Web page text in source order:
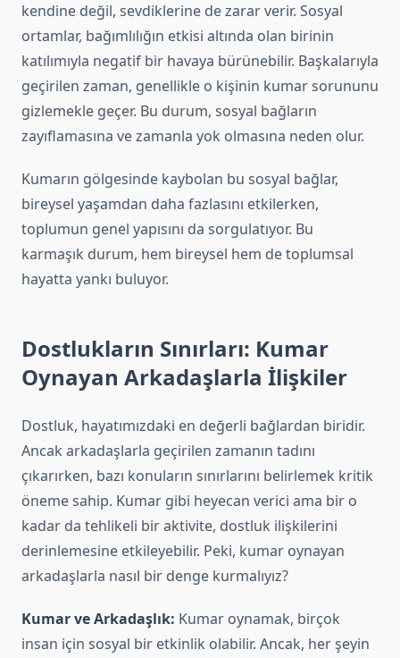
kendine değil, sevdiklerine de zarar verir. Sosyal
ortamlar, bağımlılığın etkisi altında olan birinin
katılımıyla negatif bir havaya bürünebilir. Başkalarıyla
geçirilen zaman, genellikle o kişinin kumar sorununu
gizlemekle geçer. Bu durum, sosyal bağların
zayıflamasına ve zamanla yok olmasına neden olur.
Kumarın gölgesinde kaybolan bu sosyal bağlar,
bireysel yaşamdan daha fazlasını etkilerken,
toplumun genel yapısını da sorgulatıyor. Bu
karmaşık durum, hem bireysel hem de toplumsal
hayatta yankı buluyor.
Dostlukların Sınırları: Kumar
Oynayan Arkadaşlarla İlişkiler
Dostluk, hayatımızdaki en değerli bağlardan biridir.
Ancak arkadaşlarla geçirilen zamanın tadını
çıkarırken, bazı konuların sınırlarını belirlemek kritik
öneme sahip. Kumar gibi heyecan verici ama bir o
kadar da tehlikeli bir aktivite, dostluk ilişkilerini
derinlemesine etkileyebilir. Peki, kumar oynayan
arkadaşlarla nasıl bir denge kurmalıyız?
Kumar ve Arkadaşlık: Kumar oynamak, birçok
insan için sosyal bir etkinlik olabilir. Ancak, her şeyin